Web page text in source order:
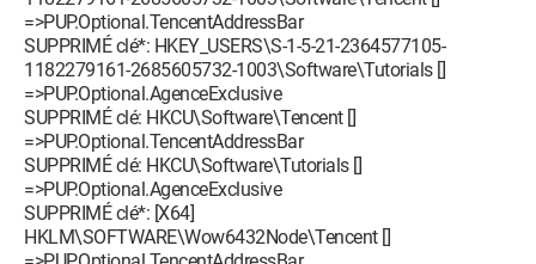
=>PUP.Optional.TencentAddressBar
SUPPRIMÉ clé*: HKEY_USERS\S-1-5-21-2364577105-
1182279161-2685605732-1003\Software\Tutorials []
=>PUP.Optional.AgenceExclusive
SUPPRIMÉ clé: HKCU\Software\Tencent []
=>PUP.Optional.TencentAddressBar
SUPPRIMÉ clé: HKCU\Software\Tutorials []
=>PUP.Optional.AgenceExclusive
SUPPRIMÉ clé*: [X64]
HKLM\SOFTWARE\Wow6432Node\Tencent []